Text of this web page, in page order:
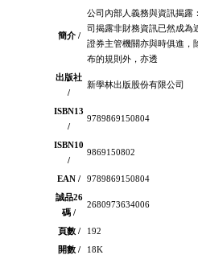
簡介 /
公司內部人義務與資訊揭露
司揭露非財務資訊已然成為
證券主管機關亦與時俱進，
布的規則外，亦透
出版社
/
新學林出版股份有限公司
ISBN13
/
9789869150804
ISBN10
/
9869150802
EAN /
9789869150804
誠品26
碼 /
2680973634006
頁數 /
192
開數 /
18K